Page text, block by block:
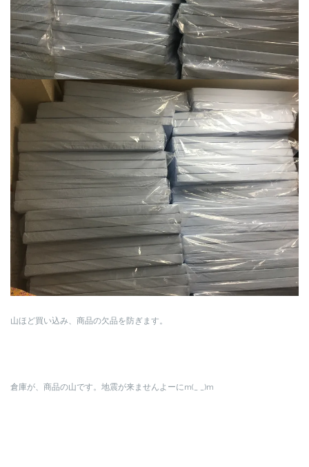
山ほど買い込み、商品の欠品を防ぎます。
倉庫が、商品の山です。地震が来ませんよーにm(_ _)m